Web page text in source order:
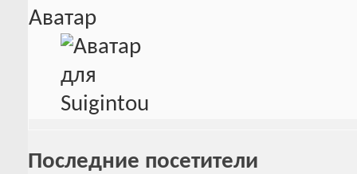
Аватар
Последние посетители